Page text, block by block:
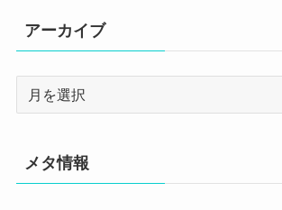
アーカイブ
メタ情報